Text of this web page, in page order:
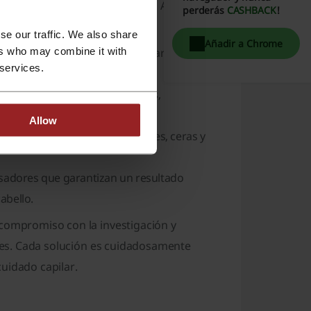
our traffic. We also share
who may combine it with
Allow
para el cuidado del cabello. A
oferta de tratamientos capilares,
del cabello.
una amplia paleta de colores,
Embelleze proporciona geles, ceras y
que garantizan un resultado
con la investigación y
Cada solución es cuidadosamente
capilar.
perderás CASHBACK!
Añadir a Chrome